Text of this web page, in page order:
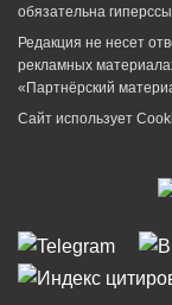
обязательна
Редакция не несет
рекламных
«Партнёрский
Сайт использует